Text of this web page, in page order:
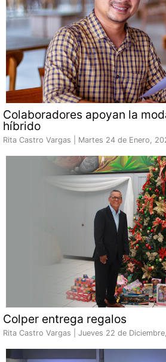
Colaboradores apoyan la
híbrido
Rita Castro Vargas | Martes 24 de Enero,
Colper entrega regalos
Rita Castro Vargas | Jueves 22 de